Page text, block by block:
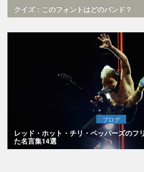
クイズ：このフォントはどのバンド？
ブログ
レッド・ホット・チリ・ペッパーズのフ
た名言集14選